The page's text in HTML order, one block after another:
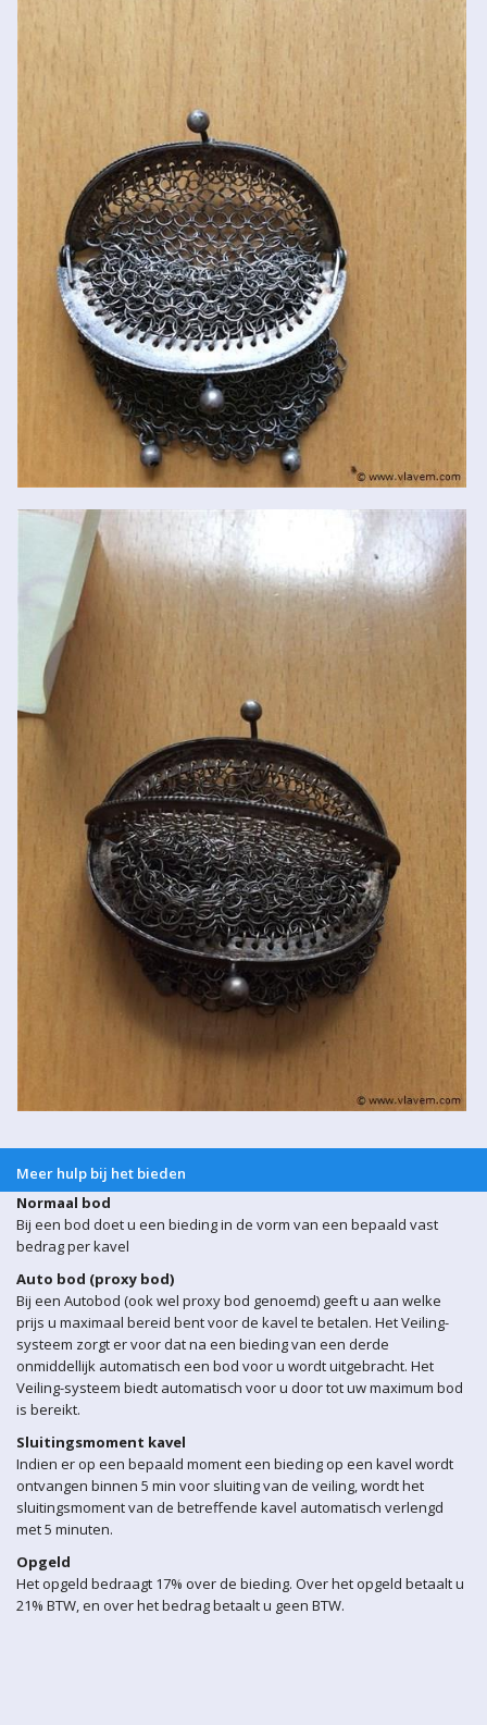
Meer hulp bij het bieden
Normaal bod
Bij een bod doet u een bieding in de vorm van een bepaald vast
bedrag per kavel
Auto bod (proxy bod)
Bij een Autobod (ook wel proxy bod genoemd) geeft u aan welke
prijs u maximaal bereid bent voor de kavel te betalen. Het Veiling-
systeem zorgt er voor dat na een bieding van een derde
onmiddellijk automatisch een bod voor u wordt uitgebracht. Het
Veiling-systeem biedt automatisch voor u door tot uw maximum bod
is bereikt.
Sluitingsmoment kavel
Indien er op een bepaald moment een bieding op een kavel wordt
ontvangen binnen 5 min voor sluiting van de veiling, wordt het
sluitingsmoment van de betreffende kavel automatisch verlengd
met 5 minuten.
Opgeld
Het opgeld bedraagt 17% over de bieding. Over het opgeld betaalt u
21% BTW, en over het bedrag betaalt u geen BTW.